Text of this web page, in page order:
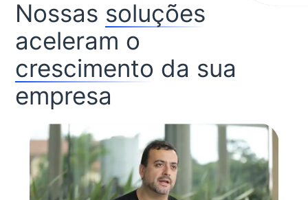
Nossas soluções
aceleram o
crescimento da sua
empresa